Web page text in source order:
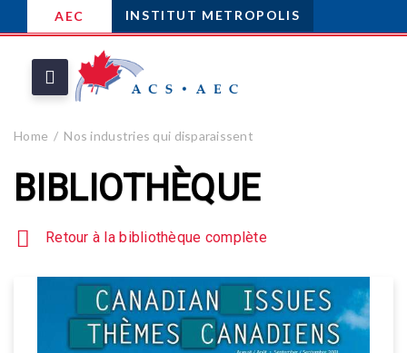
AEC INSTITUT METROPOLIS
Home Nos industries qui disparaissent
BIBLIOTHÈQUE
Retour à la bibliothèque complète